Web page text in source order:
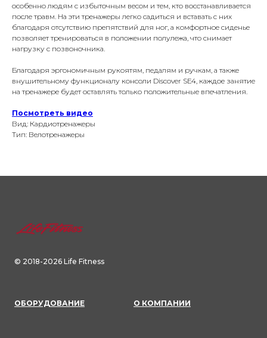
особенно людям с избыточным весом и тем, кто восстанавливается
после травм. На эти тренажеры легко садиться и вставать с них
благодаря отсутствию препятствий для ног, а комфортное сиденье
позволяет тренироваться в положении полулежа, что снимает
нагрузку с позвоночника.
Благодаря эргономичным рукоятям, педалям и ручкам, а также
внушительному функционалу консоли Discover SE4, каждое занятие
на тренажере будет оставлять только положительные впечатления.
Посмотреть видео
Вид: Кардиотренажеры
Тип: Велотренажеры
© 2018-2026 Life Fitness
ОБОРУДОВАНИЕ О КОМПАНИИ